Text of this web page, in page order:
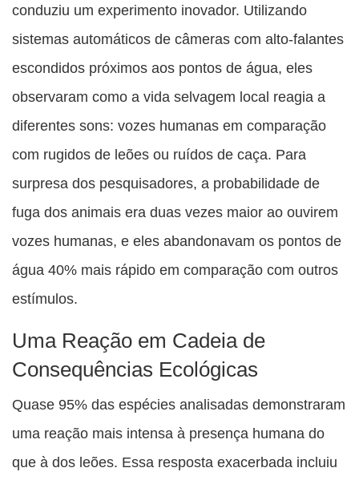
conduziu um experimento inovador. Utilizando
sistemas automáticos de câmeras com alto-falantes
escondidos próximos aos pontos de água, eles
observaram como a vida selvagem local reagia a
diferentes sons: vozes humanas em comparação
com rugidos de leões ou ruídos de caça. Para
surpresa dos pesquisadores, a probabilidade de
fuga dos animais era duas vezes maior ao ouvirem
vozes humanas, e eles abandonavam os pontos de
água 40% mais rápido em comparação com outros
estímulos.
Uma Reação em Cadeia de
Consequências Ecológicas
Quase 95% das espécies analisadas demonstraram
uma reação mais intensa à presença humana do
que à dos leões. Essa resposta exacerbada incluiu